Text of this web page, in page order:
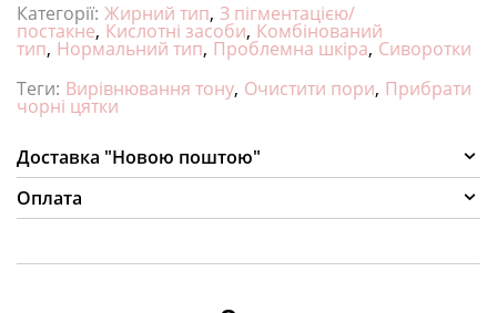
Категорії: Жирний тип, З пігментацією/
постакне, Кислотні засоби, Комбінований
тип, Нормальний тип, Проблемна шкіра, Сиворотки
Теги: Вирівнювання тону, Очистити пори, Прибрати
чорні цятки
Доставка "Новою поштою"
Оплата